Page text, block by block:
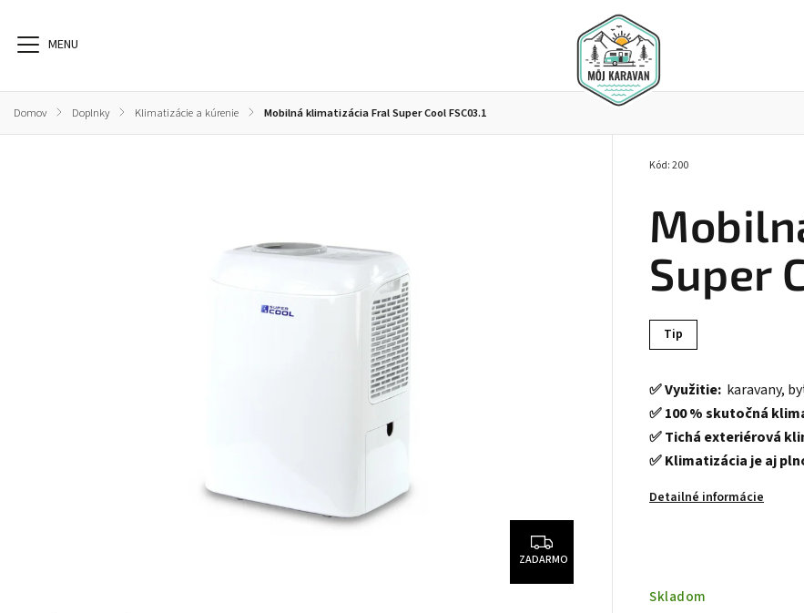
Domov / Doplnky / Klimatizácie a kúrenie / Mobilná klimatizácia Fral Super Cool FSC03.1
ZADARMO
Super
Kód:200
✅ Využitie: karavany,
✅ 100 % skutočná
✅ Tichá exteriérová
✅ Klimatizácia je aj
Detailné informácie
Tip
Skladom